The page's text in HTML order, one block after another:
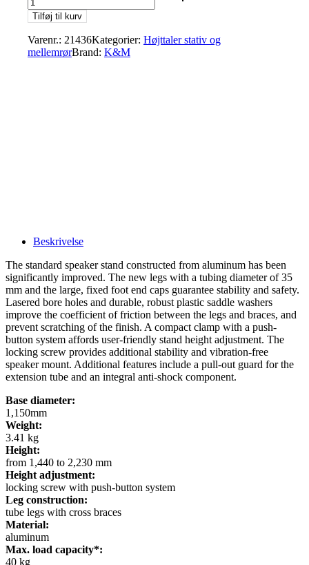
Tilføj til kurv
Varenr.: 21436Kategorier: Højttaler stativ og
mellemrørBrand: K&M
Beskrivelse
The standard speaker stand constructed from aluminum has been
significantly improved. The new legs with a tubing diameter of 35
mm and the large, fixed foot end caps guarantee stability and safety.
Lasered bore holes and durable, robust plastic saddle washers
improve the coefficient of friction between the legs and braces, and
prevent scratching of the finish. A compact clamp with a push-
button system affords user-friendly stand height adjustment. The
locking screw provides additional stability and vibration-free
speaker mount. Additional features include a pull-out guard for the
extension tube and an integral anti-shock component.
Base diameter:
1,150mm
Weight:
3.41 kg
Height:
from 1,440 to 2,230 mm
Height adjustment:
locking screw with push-button system
Leg construction:
tube legs with cross braces
Material:
aluminum
Max. load capacity*:
40 kg